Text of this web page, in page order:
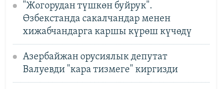
"Жогорудан түшкөн буйрук".
Өзбекстанда сакалчандар менен
хижабчандарга каршы күрөш күчөдү
Азербайжан орусиялык депутат
Валуевди "кара тизмеге" киргизди